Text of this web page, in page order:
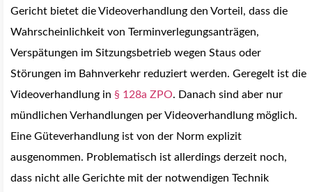
Gericht bietet die Videoverhandlung den Vorteil, dass die
Wahrscheinlichkeit von Terminverlegungsanträgen,
Verspätungen im Sitzungsbetrieb wegen Staus oder
Störungen im Bahnverkehr reduziert werden. Geregelt ist die
Videoverhandlung in § 128a ZPO. Danach sind aber nur
mündlichen Verhandlungen per Videoverhandlung möglich.
Eine Güteverhandlung ist von der Norm explizit
ausgenommen. Problematisch ist allerdings derzeit noch,
dass nicht alle Gerichte mit der notwendigen Technik